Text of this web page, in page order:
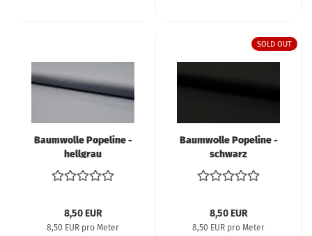
Baumwolle Popeline -
hellgrau
8,50 EUR
8,50 EUR pro Meter
SOLD OUT
Baumwolle Popeline -
schwarz
8,50 EUR
8,50 EUR pro Meter